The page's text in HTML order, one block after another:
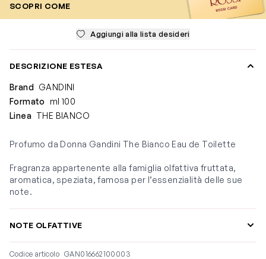
SCOPRI COME
Aggiungi alla lista desideri
DESCRIZIONE ESTESA
Brand GANDINI
Formato
ml 100
Linea THE BIANCO
Profumo da Donna Gandini The Bianco Eau de Toilette
Fragranza appartenente alla famiglia olfattiva fruttata,
aromatica, speziata, famosa per l’essenzialità delle sue
note.
NOTE OLFATTIVE
Codice articolo GAN016662100003